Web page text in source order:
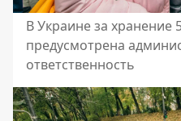
В Украине за хранение
предусмотрена
ответственность